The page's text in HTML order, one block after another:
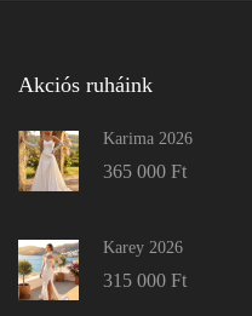
Akciós ruháink
Karima 2026
365 000 Ft
Karey 2026
315 000 Ft